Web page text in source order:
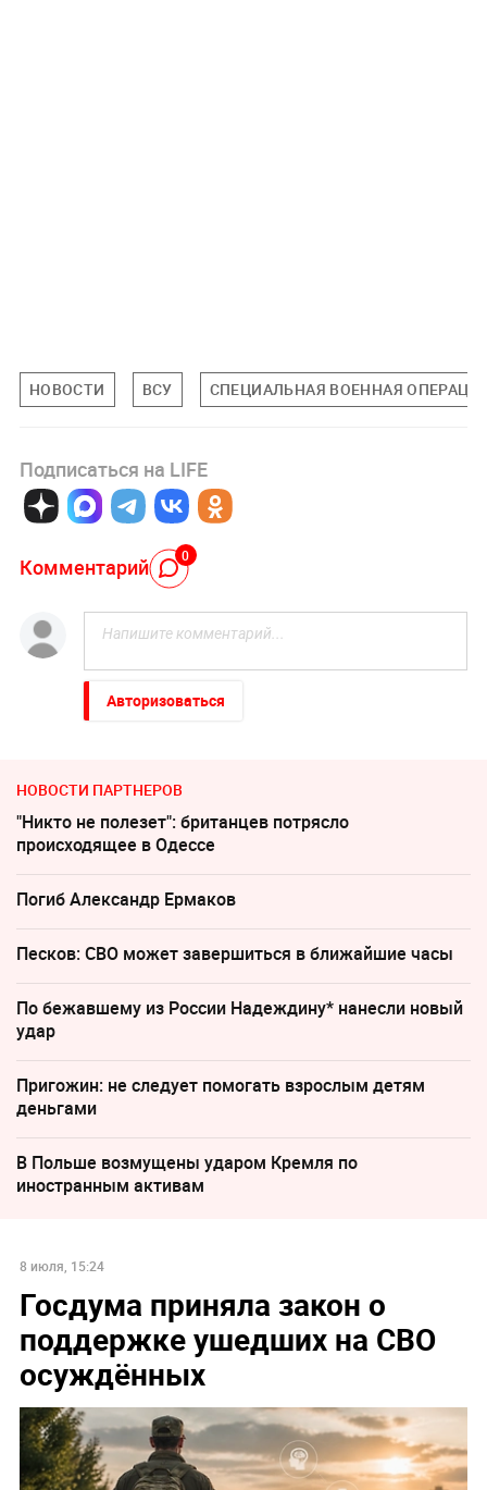
НОВОСТИ ВСУ СПЕЦИАЛЬНАЯ ВОЕННАЯ
Подписаться на LIFE
Комментарий 0
Авторизоваться
НОВОСТИ ПАРТНЕРОВ
"Никто не полезет": британцев потрясло
происходящее в Одессе
Погиб Александр Ермаков
Песков: СВО может завершиться в ближайшие часы
По бежавшему из России Надеждину* нанесли новый
удар
Пригожин: не следует помогать взрослым детям
деньгами
В Польше возмущены ударом Кремля по
иностранным активам
8 июля, 15:24
Госдума приняла закон о
поддержке ушедших на СВО
осуждённых